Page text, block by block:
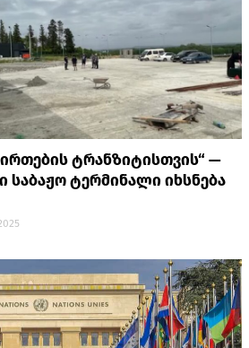
ტრანზიტისთვის“ —
საბაჟო ტერმინალი იხსნება